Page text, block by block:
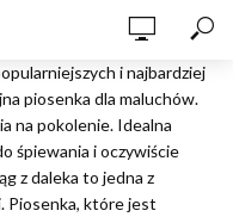
i najbardziej
piosenka dla maluchów.
na pokolenie. Idealna
śpiewania i oczywiście
z daleka to jedna z
Piosenka, które jest